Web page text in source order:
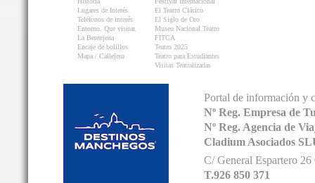
Lugares de Interés
Teléfonos de interés
Entorno. Que visitar.
La Berenjena
Encaje de bolillos
Mapa / Callejero
El Teatro Clásico
El Siglo de Oro
Museo Nacional Teatro
FITCA
Teatro 2025
Teatro para Estudiantes
Visitas Teatralizadas
Portal de información y
Nº Reg. Empresa de
Nº Reg. Agencia de
Cladium Asociados
C/ General Espartero
T.926 850 371